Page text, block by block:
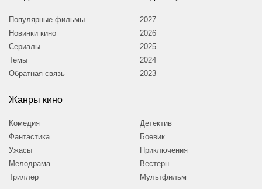
Популярные фильмы
Новинки кино
Сериалы
Темы
Обратная связь
2027
2026
2025
2024
2023
Жанры кино
Комедия
Фантастика
Ужасы
Мелодрама
Триллер
Детектив
Боевик
Приключения
Вестерн
Мультфильм